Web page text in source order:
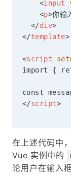
<input
<p>你输
</div>
</template>
<script
import {
</script>
在上述代码中，
Vue 实例中的
论用户在输入